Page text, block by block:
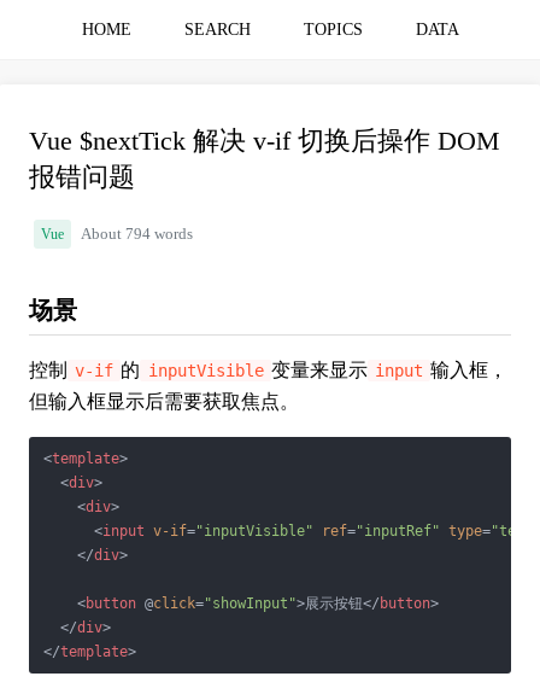
HOME SEARCH TOPICS DATA
Vue $nextTick 解决 v-if 切换后操作 DOM
报错问题
Vue About 794 words
场景
控制 v-if 的 inputVisible 变量来显示 input 输入框，
但输入框显示后需要获取焦点。
<template>
<div>
<div>
<input v-if="inputVisible" ref="inputRef" type="text"
</div>
<button @click="showInput">展示按钮</ button>
</div>
</template>